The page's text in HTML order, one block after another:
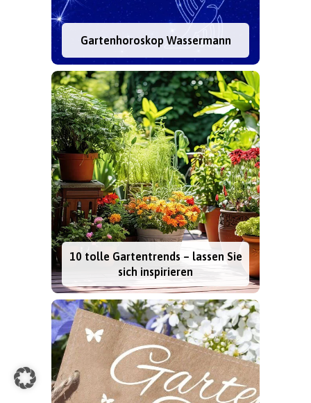
Gartenhoroskop Wassermann
10 tolle Gartentrends – lassen Sie
sich inspirieren